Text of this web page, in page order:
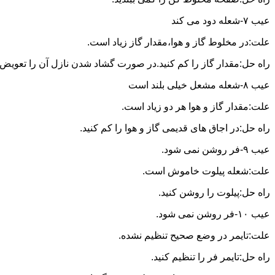
عیب ۷-شعله دود می کند
علت:در مخلوط گاز و هوا،مقدار گاز زیاد است.
راه حل:مقدار گاز را کم کنید.در صورت گشاد شدن نازل آن را تعویض
عیب ۸-شعله مشعل خیلی بلند است
علت:مقدار گاز و هوا هر دو زیاد است.
راه حل:در اجاق های قدیمی گاز و هوا را کم کنید.
عیب ۹-فر روشن نمی شود.
علت:شعله پیلوت خاموش است.
راه حل:پیلوت را روشن کنید.
عیب ۱۰-فر روشن نمی شود.
علت:تایمر در وضع صحیح تنظیم نشده.
راه حل:تایمر فر را تنظیم کنید.